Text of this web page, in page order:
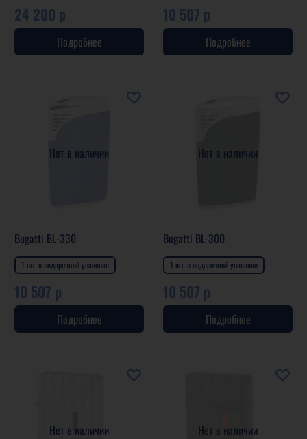
24 200 р
Подробнее
10 507 р
Подробнее
Нет в наличии
Bugatti BL-330
1 шт. в подарочной упаковке
10 507 р
Подробнее
Нет в наличии
Bugatti BL-300
1 шт. в подарочной упаковке
10 507 р
Подробнее
Нет в наличии Нет в наличии